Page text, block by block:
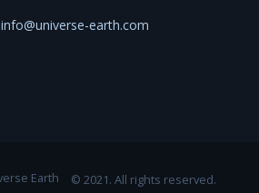
info@universe-earth.com
© 2021. All rights reserved.